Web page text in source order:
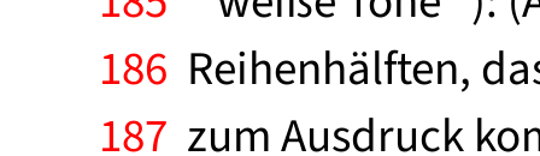
186 Reihenhälften,
187 zum Ausdruck